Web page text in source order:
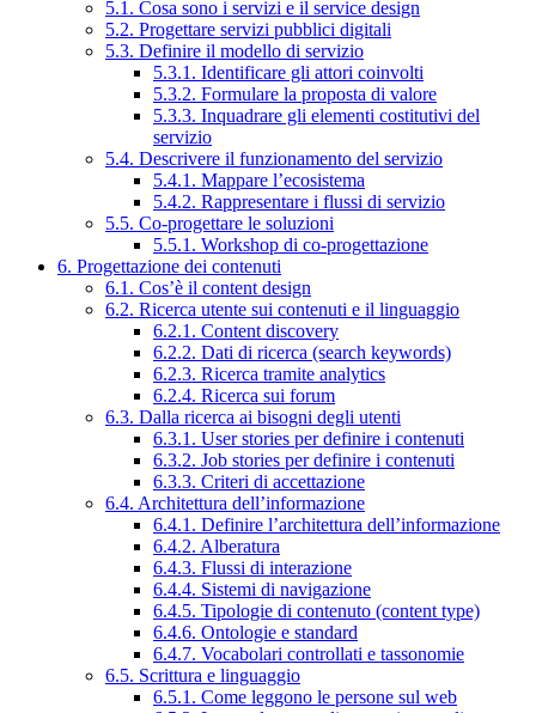
5.1. Cosa sono i servizi e il service design
5.2. Progettare servizi pubblici digitali
5.3. Definire il modello di servizio
5.3.1. Identificare gli attori coinvolti
5.3.2. Formulare la proposta di valore
5.3.3. Inquadrare gli elementi costitutivi del
servizio
5.4. Descrivere il funzionamento del servizio
5.4.1. Mappare l’ecosistema
5.4.2. Rappresentare i flussi di servizio
5.5. Co-progettare le soluzioni
5.5.1. Workshop di co-progettazione
6. Progettazione dei contenuti
6.1. Cos’è il content design
6.2. Ricerca utente sui contenuti e il linguaggio
6.2.1. Content discovery
6.2.2. Dati di ricerca (search keywords)
6.2.3. Ricerca tramite analytics
6.2.4. Ricerca sui forum
6.3. Dalla ricerca ai bisogni degli utenti
6.3.1. User stories per definire i contenuti
6.3.2. Job stories per definire i contenuti
6.3.3. Criteri di accettazione
6.4. Architettura dell’informazione
6.4.1. Definire l’architettura dell’informazione
6.4.2. Alberatura
6.4.3. Flussi di interazione
6.4.4. Sistemi di navigazione
6.4.5. Tipologie di contenuto (content type)
6.4.6. Ontologie e standard
6.4.7. Vocabolari controllati e tassonomie
6.5. Scrittura e linguaggio
6.5.1. Come leggono le persone sul web